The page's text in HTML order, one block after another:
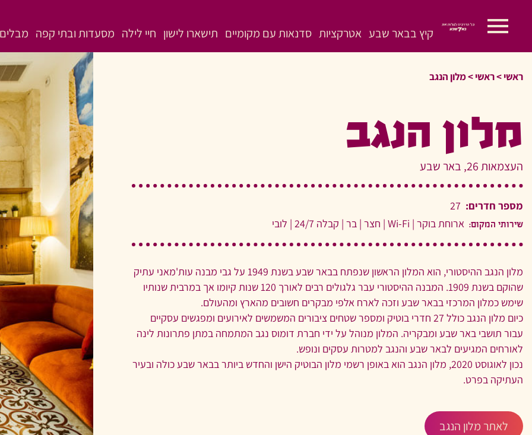
קיץ בבאר שבע אטרקציות סדנאות עם מקומיים תישארו לישון חיי לילה מסעדות ובתי קפה
ראשי>ראשי>מלון הנגב
מלון הנגב
העצמאות 26, באר שבע
מספר חדרים: 27
שירותי המקום: ארוחת בוקר |
Wi-Fi
| חצר | בר | קבלה 24/7 | לובי
מלון הנגב ההיסטורי, הוא המלון הראשון שנפתח בבאר שבע בשנת 1949 על גבי מבנה עות'מאני עתיק
שהוקם בשנת 1909. המבנה ההיסטורי עבר גלגולים רבים לאורך 120 שנות קיומו אך במרבית שנותיו
שימש כמלון המרכזי בבאר שבע וזכה לארח אלפי מבקרים חשובים מהארץ ומהעולם.
כיום מלון הנגב כולל 27 חדרי בוטיק ומספר שטחים ציבורים המשמשים לאירועים ומפגשים עסקיים
עבור תושבי באר שבע ומבקריה. המלון מנוהל על ידי חברת דומוס נגב המתמחה במתן פתרונות לינה
לאורחים המגיעים לבאר שבע והנגב למטרות עסקים ונופש.
נכון לאוגוסט 2020, מלון הנגב הוא באופן רשמי מלון הבוטיק הישן והחדש ביותר בבאר שבע כולה ובעיר
העתיקה בפרט.
לאתר מלון הנגב